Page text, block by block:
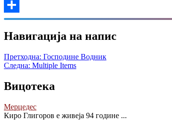
Viber
Share
Навигација на напис
Претходна: Господине Водник
Следна: Multiple Items
Вицотека
Мерцедес
Киро Глигоров е живеја 94 године ...